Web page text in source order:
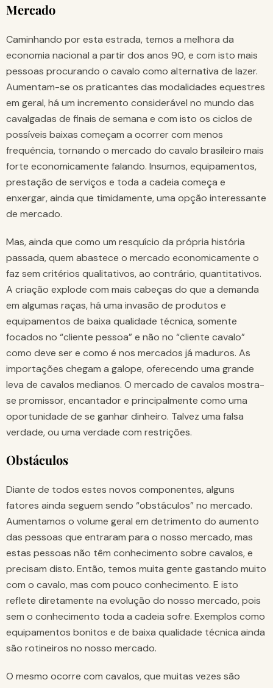
Mercado
Caminhando por esta estrada, temos a melhora da
economia nacional a partir dos anos 90, e com isto mais
pessoas procurando o cavalo como alternativa de lazer.
Aumentam-se os praticantes das modalidades equestres
em geral, há um incremento considerável no mundo das
cavalgadas de finais de semana e com isto os ciclos de
possíveis baixas começam a ocorrer com menos
frequência, tornando o mercado do cavalo brasileiro mais
forte economicamente falando. Insumos, equipamentos,
prestação de serviços e toda a cadeia começa e
enxergar, ainda que timidamente, uma opção interessante
de mercado.
Mas, ainda que como um resquício da própria história
passada, quem abastece o mercado economicamente o
faz sem critérios qualitativos, ao contrário, quantitativos.
A criação explode com mais cabeças do que a demanda
em algumas raças, há uma invasão de produtos e
equipamentos de baixa qualidade técnica, somente
focados no “cliente pessoa” e não no “cliente cavalo”
como deve ser e como é nos mercados já maduros. As
importações chegam a galope, oferecendo uma grande
leva de cavalos medianos. O mercado de cavalos mostra-
se promissor, encantador e principalmente como uma
oportunidade de se ganhar dinheiro. Talvez uma falsa
verdade, ou uma verdade com restrições.
Obstáculos
Diante de todos estes novos componentes, alguns
fatores ainda seguem sendo “obstáculos” no mercado.
Aumentamos o volume geral em detrimento do aumento
das pessoas que entraram para o nosso mercado, mas
estas pessoas não têm conhecimento sobre cavalos, e
precisam disto. Então, temos muita gente gastando muito
com o cavalo, mas com pouco conhecimento. E isto
reflete diretamente na evolução do nosso mercado, pois
sem o conhecimento toda a cadeia sofre. Exemplos como
equipamentos bonitos e de baixa qualidade técnica ainda
são rotineiros no nosso mercado.
O mesmo ocorre com cavalos, que muitas vezes são